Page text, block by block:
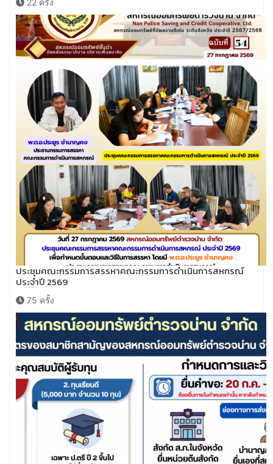
22 ครั้ง
ประชุมคณะกรรมการสรรหาคณะกรรมการดำเนินการสหกรณ์
ประจำปี 2569
75 ครั้ง